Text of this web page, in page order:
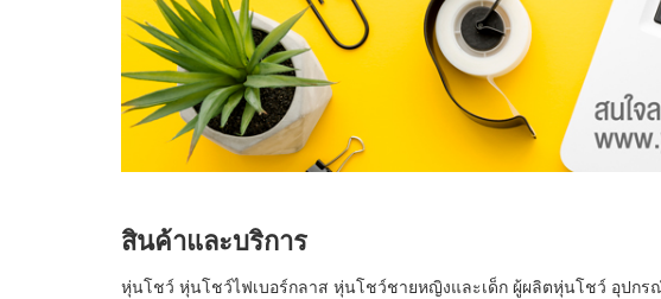
สินค้าและบริการ
หุ่นโชว์ หุ่นโชว์ไฟเบอร์กลาส หุ่นโชว์ชายหญิงและเด็ก ผู้ผลิตหุ่นโชว์ อุปกร